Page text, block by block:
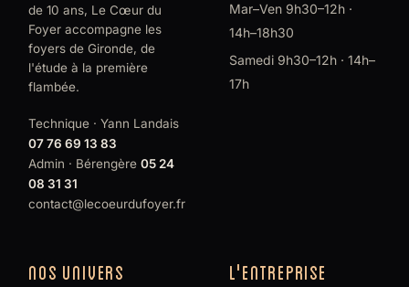
de 10 ans, Le Cœur du
Foyer accompagne les
foyers de Gironde, de
l'étude à la première
flambée.
Technique · Yann Landais
07 76 69 13 83
Admin · Bérengère05 24
08 31 31
contact@lecoeurdufoyer.fr
Mar–Ven 9h30–12h ·
14h–18h30
Samedi 9h30–12h · 14h–
17h
NOS UNIVERS L'ENTREPRISE